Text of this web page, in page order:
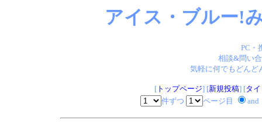
アイス・ブルー!
PC・
相談&問い
気軽に何でもどん
[トップページ] [新規投稿] [タ
件ずつ
ページ目 and